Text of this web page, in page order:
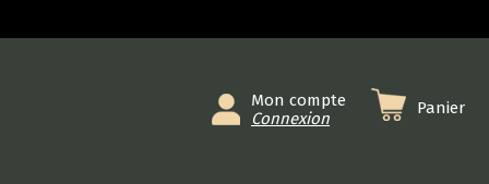
Mon compte
Connexion
Panier